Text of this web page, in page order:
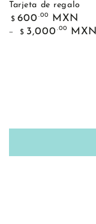
Tarjeta de regalo
Precio
regular
$ 600 .00 MXN
$ 3,000 .00 MXN